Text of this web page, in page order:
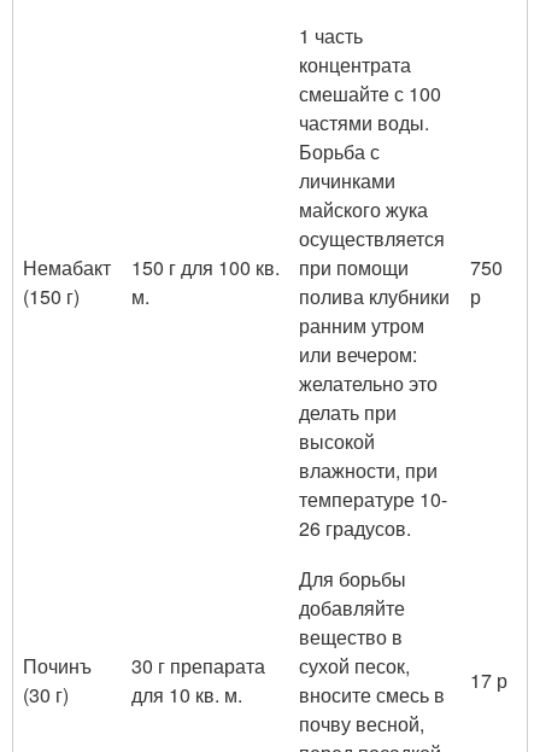
Немабакт
(150 г)
150 г для 100 кв.
м.
1 часть
концентрата
смешайте с 100
частями воды.
Борьба с
личинками
майского жука
осуществляется
при помощи
полива клубники
ранним утром
или вечером:
желательно это
делать при
высокой
влажности, при
температуре 10-
26 градусов.
750
р
Починъ
(30 г)
30 г препарата
для 10 кв. м.
Для борьбы
добавляйте
вещество в
сухой песок,
вносите смесь в
почву весной,
17 р